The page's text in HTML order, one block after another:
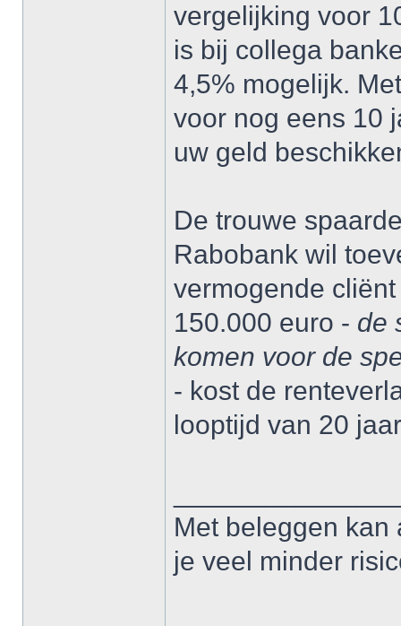
vergelijking voor
is bij collega
4,5% mogelijk.
voor nog eens 10
uw geld
De trouwe
Rabobank wil
vermogende
150.000 euro - de
komen voor de
- kost de
looptijd van 20
Met beleggen kan
je veel minder